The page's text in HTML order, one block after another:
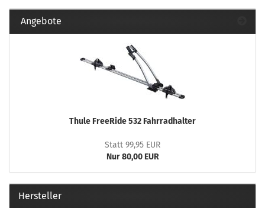
Angebote
Thule FreeRide 532 Fahrradhalter
Statt 99,95 EUR
Nur 80,00 EUR
Hersteller